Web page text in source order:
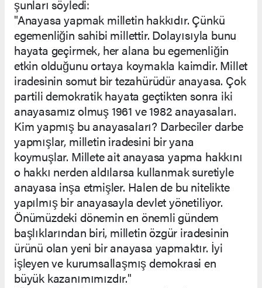
şunları söyledi:
"Anayasa yapmak milletin hakkıdır. Çünkü
egemenliğin sahibi millettir. Dolayısıyla bunu
hayata geçirmek, her alana bu egemenliğin
etkin olduğunu ortaya koymakla kaimdir. Millet
iradesinin somut bir tezahürüdür anayasa. Çok
partili demokratik hayata geçtikten sonra iki
anayasamız olmuş 1961 ve 1982 anayasaları.
Kim yapmış bu anayasaları? Darbeciler darbe
yapmışlar, milletin iradesini bir yana
koymuşlar. Millete ait anayasa yapma hakkını
o hakkı nerden aldılarsa kullanmak suretiyle
anayasa inşa etmişler. Halen de bu nitelikte
yapılmış bir anayasayla devlet yönetiliyor.
Önümüzdeki dönemin en önemli gündem
başlıklarından biri, milletin özgür iradesinin
ürünü olan yeni bir anayasa yapmaktır. İyi
işleyen ve kurumsallaşmış demokrasi en
büyük kazanımımızdır."